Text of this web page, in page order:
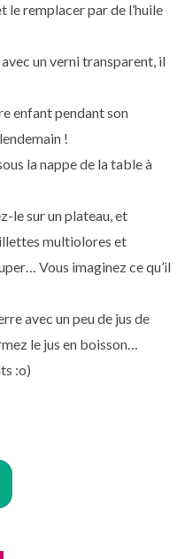
le remplacer par de l’huile
un verni transparent, il
enfant pendant son
!
la nappe de la table à
le sur un plateau, et
multiolores et
Vous imaginez ce qu’il
avec un peu de jus de
le jus en boisson…
:o)